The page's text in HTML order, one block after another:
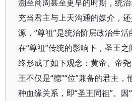
溯至商周甚至更早的时期，统
充当君主与上天沟通的媒介，
源，“尊祖”是统治阶层政治生活
在“尊祖”传统的影响下，圣王
终形成了如下观念：黄帝、帝
王不仅是“德”“位”兼备的君主
种血缘关系，即“圣王同祖”。因“